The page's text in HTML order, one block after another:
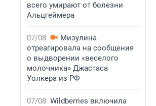
всего умирают от болезни
Альцгеймера
07/08
Мизулина
отреагировала на сообщения
о выдворении «веселого
молочника» Джастаса
Уолкера из РФ
07/08 Wildberries включила